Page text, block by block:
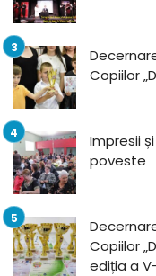
Copiilor
Impresii
poveste
Copiilor
ediția a